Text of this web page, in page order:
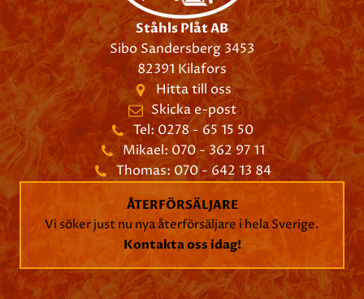
Ståhls Plåt AB
Sibo Sandersberg 3453
82391 Kilafors
Hitta till oss
Skicka e-post
Tel: 0278 - 65 15 50
Mikael: 070 - 362 97 11
Thomas: 070 - 642 13 84
ÅTERFÖRSÄLJARE
Vi söker just nu nya återförsäljare i hela Sverige.
Kontakta oss idag!